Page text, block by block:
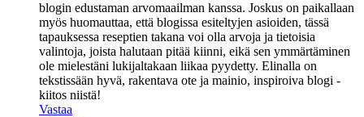
blogin edustaman arvomaailman kanssa. Joskus on paikallaan
myös huomauttaa, että blogissa esiteltyjen asioiden, tässä
tapauksessa reseptien takana voi olla arvoja ja tietoisia
valintoja, joista halutaan pitää kiinni, eikä sen ymmärtäminen
ole mielestäni lukijaltakaan liikaa pyydetty. Elinalla on
tekstissään hyvä, rakentava ote ja mainio, inspiroiva blogi -
kiitos niistä!
Vastaa